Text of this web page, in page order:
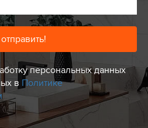
персональных данных
в Политике